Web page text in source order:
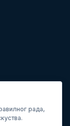
рада,